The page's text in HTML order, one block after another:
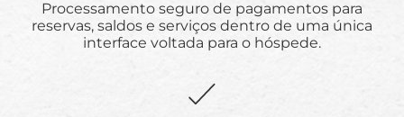
Processamento seguro de pagamentos para
reservas, saldos e serviços dentro de uma única
interface voltada para o hóspede.